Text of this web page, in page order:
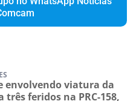
envolvendo viatura da
três feridos na PRC-158,